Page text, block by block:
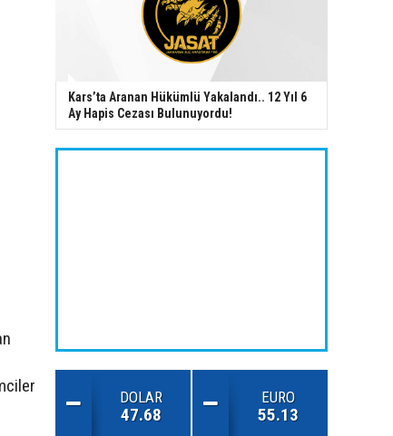
Kars’ta Aranan Hükümlü Yakalandı.. 12 Yıl 6
Ay Hapis Cezası Bulunuyordu!
DOLAR
47.68
EURO
55.13